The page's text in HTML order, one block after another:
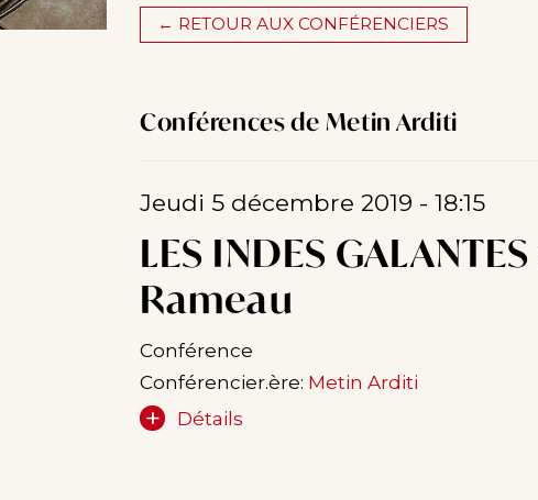
← RETOUR AUX CONFÉRENCIERS
Conférences de Metin Arditi
Jeudi 5 décembre 2019 - 18:15
LES INDES
Rameau
Conférence
Conférencier.ère: Metin Arditi
Détails